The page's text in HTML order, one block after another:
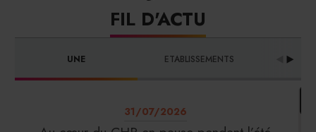
FIL D'ACTU
UNE ETABLISSEMENTS
31/07/2026